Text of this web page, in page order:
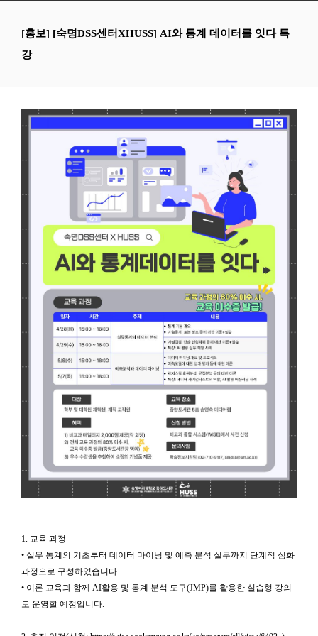
[홍보] [숙명DSS센터XHUSS] AI와 통계 데이터를 잇다 특
강
1. 교육 과정
• 실무 통계의 기초부터 데이터 마이닝 및 예측 분석 실무까지 단계적 심화
과정으로 구성하였습니다.
• 이론 교육과 함께 AI활용 및 통계 분석 도구(JMP)를 활용한 실습형 강의
로 운영할 예정입니다.